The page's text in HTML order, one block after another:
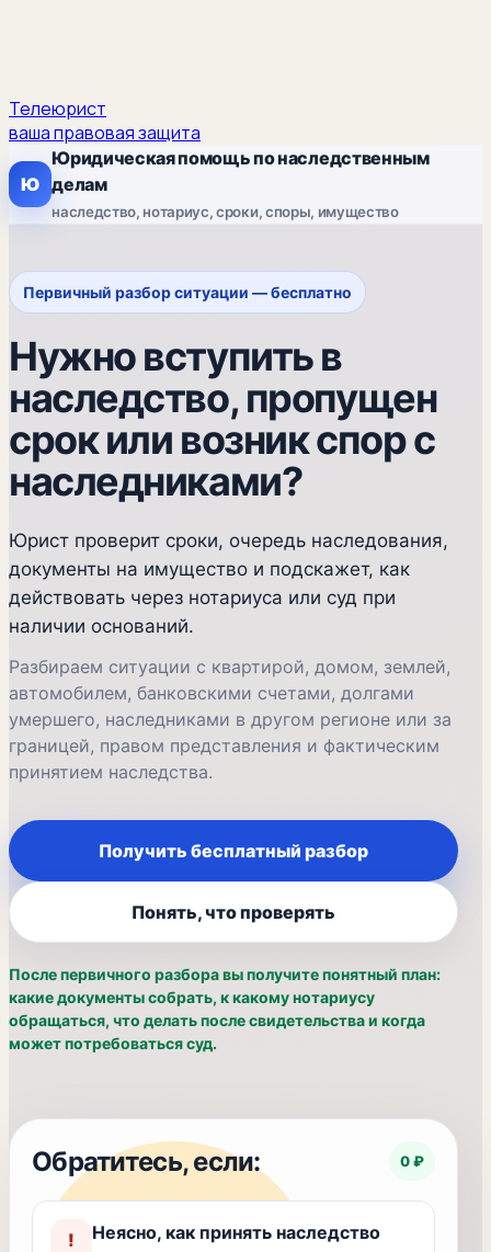
Телеюрист
ваша правовая защита
Ю
Юридическая помощь по наследственным
делам
наследство, нотариус, сроки, споры, имущество
Первичный разбор ситуации — бесплатно
Нужно вступить в
наследство, пропущен
срок или возник спор с
наследниками?
Юрист проверит сроки, очередь наследования,
документы на имущество и подскажет, как
действовать через нотариуса или суд при
наличии оснований.
Разбираем ситуации с квартирой, домом, землей,
автомобилем, банковскими счетами, долгами
умершего, наследниками в другом регионе или за
границей, правом представления и фактическим
принятием наследства.
Получить бесплатный разбор
Понять, что проверять
После первичного разбора вы получите понятный план:
какие документы собрать, к какому нотариусу
обращаться, что делать после свидетельства и когда
может потребоваться суд.
Обратитесь, если: 0 ₽
! Неясно, как принять наследство